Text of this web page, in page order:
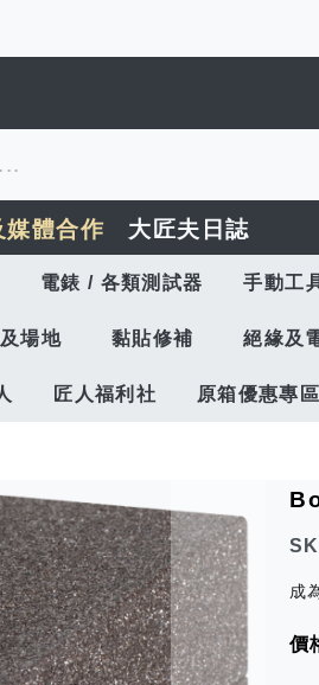
體合作 大匠夫日誌
電錶 / 各類測試器 手動工
場地 黏貼修補 絕緣及
匠人福利社 原箱優惠專區
成